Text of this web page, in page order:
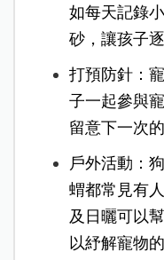
如每天記錄
砂，讓孩子逐
打預防針：
子一起參與
留意下一次
戶外活動：
蝟都常見有
及日曬可以
以紓解寵物